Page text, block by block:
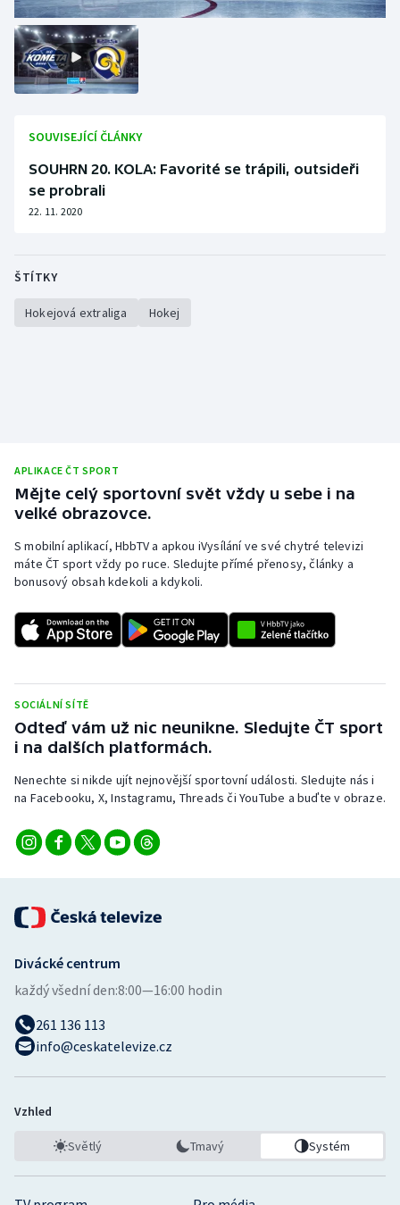
SOUVISEJÍCÍ ČLÁNKY
SOUHRN 20. KOLA: Favorité se trápili, outsideři
se probrali
22. 11. 2020
ŠTÍTKY
Hokejová extraliga Hokej
APLIKACE ČT SPORT
Mějte celý sportovní svět vždy u sebe i na
velké obrazovce.
S mobilní aplikací, HbbTV a apkou iVysílání ve své chytré televizi
máte ČT sport vždy po ruce. Sledujte přímé přenosy, články a
bonusový obsah kdekoli a kdykoli.
SOCIÁLNÍ SÍTĚ
Odteď vám už nic neunikne. Sledujte ČT sport
i na dalších platformách.
Nenechte si nikde ujít nejnovější sportovní události. Sledujte nás i
na Facebooku, X, Instagramu, Threads či YouTube a buďte v obraze.
Divácké centrum
každý všední den:8:00—16:00 hodin
261 136 113
info@ceskatelevize.cz
Vzhled
Světlý Tmavý Systém